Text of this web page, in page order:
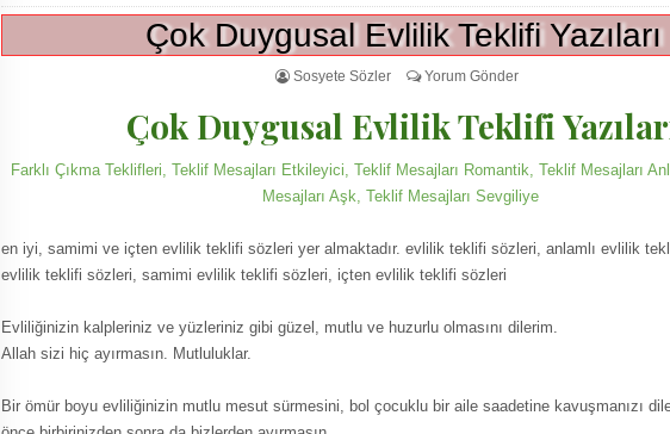
Çok Duygusal Evlilik Teklifi Yazıları
Sosyete Sözler Yorum Gönder
Çok Duygusal Evlilik Teklifi
Farklı Çıkma Teklifleri, Teklif Mesajları Etkileyici, Teklif Mesajları Romantik, Teklif Mesajları
Mesajları Aşk, Teklif Mesajları Sevgiliye
en iyi, samimi ve içten evlilik teklifi sözleri yer almaktadır. evlilik teklifi sözleri, anlamlı evlilik
evlilik teklifi sözleri, samimi evlilik teklifi sözleri, içten evlilik teklifi sözleri
Evliliğinizin kalpleriniz ve yüzleriniz gibi güzel, mutlu ve huzurlu olmasını dilerim.
Allah sizi hiç ayırmasın. Mutluluklar.
Bir ömür boyu evliliğinizin mutlu mesut sürmesini, bol çocuklu bir aile saadetine kavuşmanızı